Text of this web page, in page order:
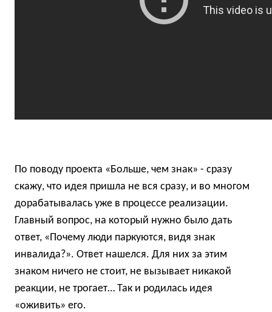
По поводу проекта «Больше, чем знак» - сразу
скажу, что идея пришла не вся сразу, и во многом
дорабатывалась уже в процессе реализации.
Главный вопрос, на который нужно было дать
ответ, «Почему люди паркуются, видя знак
инвалида?». Ответ нашелся. Для них за этим
знаком ничего не стоит, не вызывает никакой
реакции, не трогает… Так и родилась идея
«оживить» его.